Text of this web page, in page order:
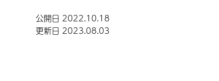
公開日 2022.10.18
更新日 2023.08.03